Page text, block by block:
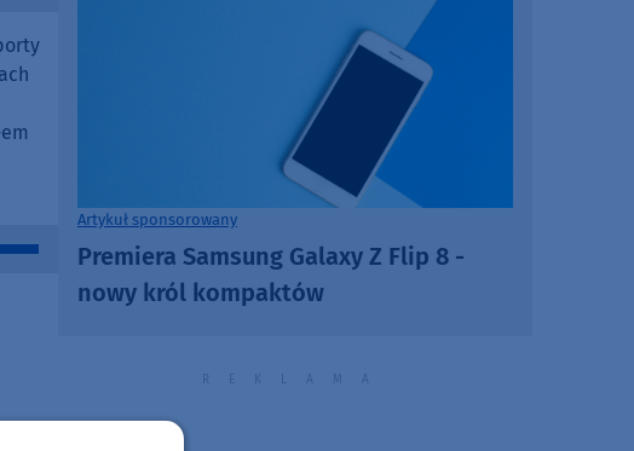
Artykuł sponsorowany
Premiera Samsung Galaxy Z Flip 8 -
nowy król kompaktów